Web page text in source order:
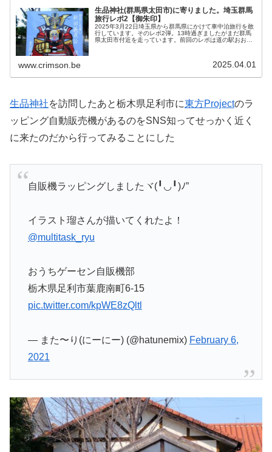
生品神社(群馬県太田市)に寄りました。埼玉群馬
旅行レポ2【御朱印】
2025年3月22日埼玉県から群馬県にかけて車中泊旅行を敢
行しています。そのレポ2弾。13時過ぎましたがまだ群馬
県太田市付近を走っています。前回のレポは道の駅おおた
www.crimson.be 2025.04.01
生品神社を訪問したあと栃木県足利市に東方Projectのラ
ッピング自動販売機があるのをSNS知ってせっかく近く
に来たのだから行ってみることにした
自販機ラッピングしましたヾ(╹◡╹)ﾉ”
イラスト瑠さんが描いてくれたよ！
@multitask_ryu
おうちゲーセン自販機部
栃木県足利市葉鹿南町6-15
pic.twitter.com/kpWE8zQltl
— また〜り(にーにー) (@hatunemix) February 6,
2021